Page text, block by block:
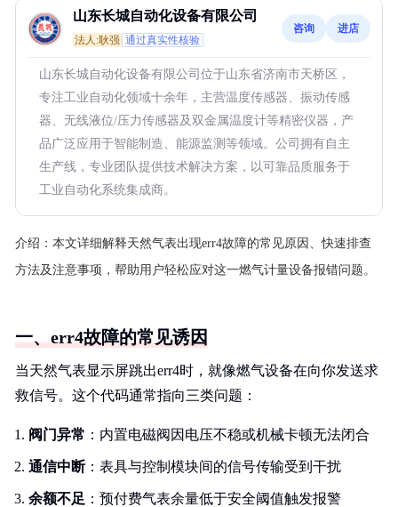
山东长城自动化设备有限公司
法人:耿强 通过真实性核验
咨询 进店
山东长城自动化设备有限公司位于山东省济南市天桥区，
专注工业自动化领域十余年，主营温度传感器、振动传感
器、无线液位/压力传感器及双金属温度计等精密仪器，产
品广泛应用于智能制造、能源监测等领域。公司拥有自主
生产线，专业团队提供技术解决方案，以可靠品质服务于
工业自动化系统集成商。
介绍： 本文详细解释天然气表出现err4故障的常见原因、快速排查
方法及注意事项，帮助用户轻松应对这一燃气计量设备报错问题。
一、err4故障的常见诱因
当天然气表显示屏跳出err4时，就像燃气设备在向你发送求
救信号。这个代码通常指向三类问题：
阀门异常 ：内置电磁阀因电压不稳或机械卡顿无法闭合
通信中断：表具与控制模块间的信号传输受到干扰
余额不足 ：预付费气表余量低于安全阈值触发报警